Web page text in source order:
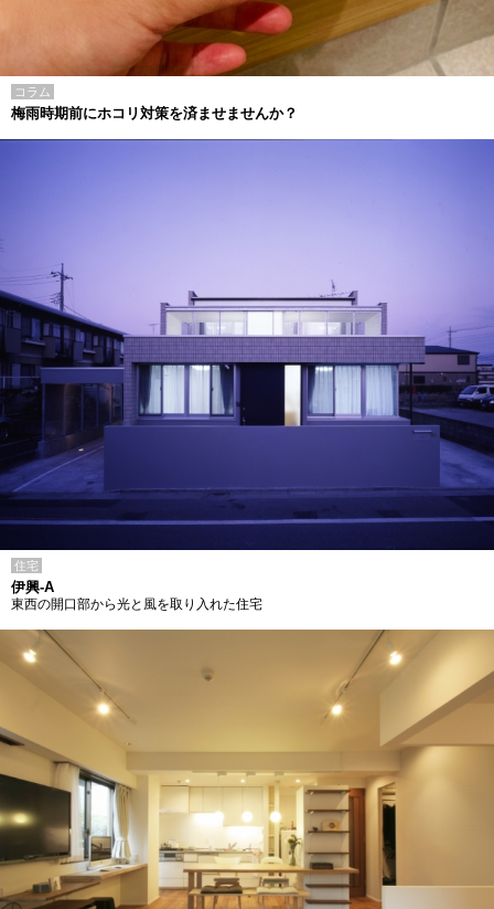
コラム
梅雨時期前にホコリ対策を済ませませんか？
住宅
伊興-A
東西の開口部から光と風を取り入れた住宅